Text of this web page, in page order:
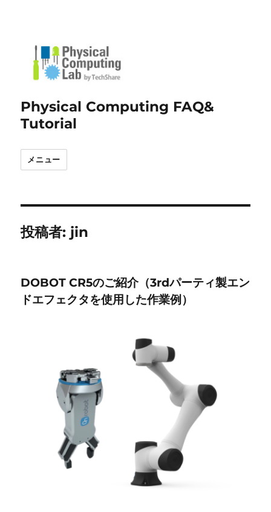
Physical Computing FAQ&
Tutorial
メニュー
投稿者: jin
DOBOT CR5のご紹介（3rdパーティ製エン
ドエフェクタを使用した作業例）